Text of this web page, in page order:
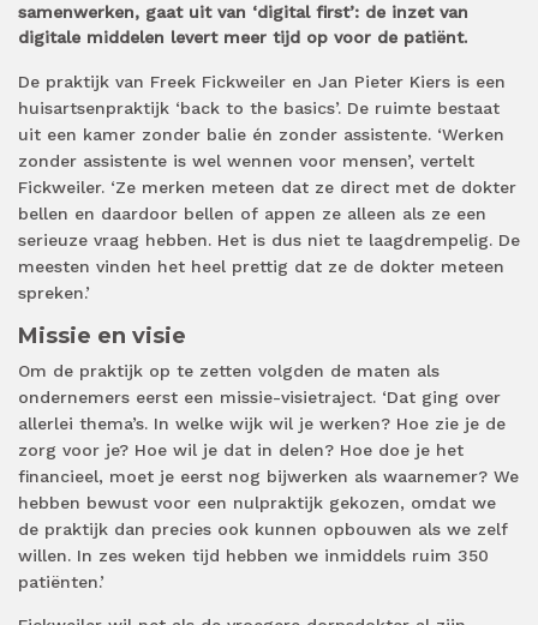
samenwerken, gaat uit van ‘digital first’: de inzet van
digitale middelen levert meer tijd op voor de patiënt.
De praktijk van Freek Fickweiler en Jan Pieter Kiers is een
huisartsenpraktijk ‘back to the basics’. De ruimte bestaat
uit een kamer zonder balie én zonder assistente. ‘Werken
zonder assistente is wel wennen voor mensen’, vertelt
Fickweiler. ‘Ze merken meteen dat ze direct met de dokter
bellen en daardoor bellen of appen ze alleen als ze een
serieuze vraag hebben. Het is dus niet te laagdrempelig. De
meesten vinden het heel prettig dat ze de dokter meteen
spreken.’
Missie en visie
Om de praktijk op te zetten volgden de maten als
ondernemers eerst een missie-visietraject. ‘Dat ging over
allerlei thema’s. In welke wijk wil je werken? Hoe zie je de
zorg voor je? Hoe wil je dat in delen? Hoe doe je het
financieel, moet je eerst nog bijwerken als waarnemer? We
hebben bewust voor een nulpraktijk gekozen, omdat we
de praktijk dan precies ook kunnen opbouwen als we zelf
willen. In zes weken tijd hebben we inmiddels ruim 350
patiënten.’